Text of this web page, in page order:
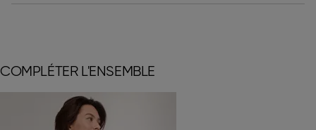
COMPLÉTER L'ENSEMBLE